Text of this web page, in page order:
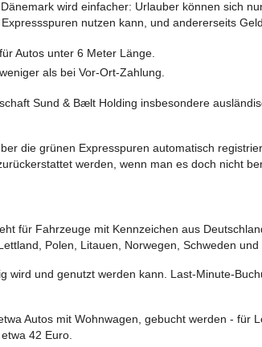
wird einfacher: Urlauber können sich
nutzen kann, und andererseits
Autos unter 6 Meter Länge.
als bei Vor-Ort-Zahlung.
Sund & Bælt Holding insbesondere
die grünen Expresspuren automatisch
werden, wenn man es doch nicht
für Fahrzeuge mit Kennzeichen aus
Polen, Litauen, Norwegen, Schweden und
wird und genutzt werden kann. Last-Minute-
Autos mit Wohnwagen, gebucht werden - für
42 Euro.